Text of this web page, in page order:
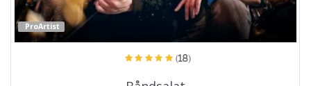
ProArtist
(18)